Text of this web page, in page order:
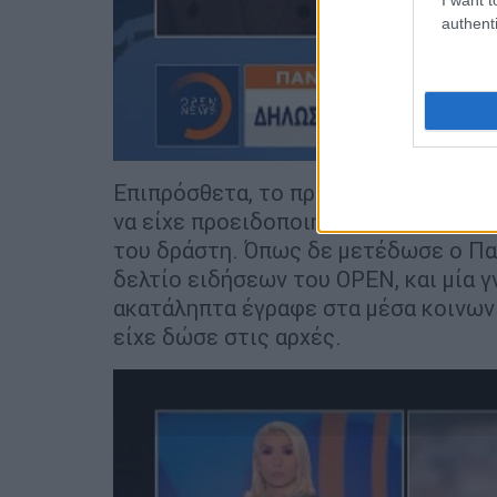
Επιπρόσθετα, το πρακτορείο
να είχε προειδοποιήσει τις
του δράστη. Όπως δε μετέδωσε ο
δελτίο ειδήσεων του OPEN, και μία
ακατάληπτα έγραφε στα μέσα
είχε δώσε στις αρχές.